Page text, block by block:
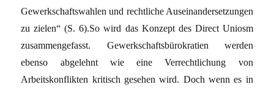
Gewerkschaftswahlen und rechtliche Auseinandersetzungen
zu zielen“ (S. 6).So wird das Konzept des Direct Uniosm
zusammengefasst. Gewerkschaftsbürokratien werden
ebenso abgelehnt wie eine Verrechtlichung von
Arbeitskonflikten kritisch gesehen wird. Doch wenn es in